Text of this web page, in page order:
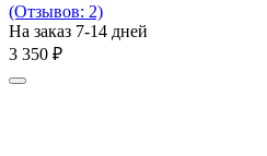
(Отзывов: 2)
На заказ 7-14 дней
3 350 ₽